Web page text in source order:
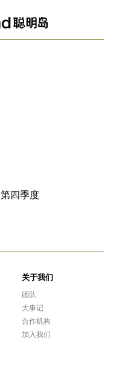
第四季度
关于我们
团队
大事记
合作机构
加入我们